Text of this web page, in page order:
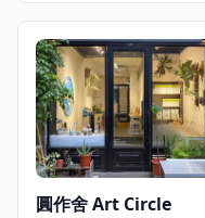
百種香精中選擇，調配屬
於自己的獨特50毫升香水
瓶。位於百利商業中心，
這個受歡迎的景點需要提
前預約，為各個水平的香
水愛好者提供親密、創意
的體驗。無論是想要學習
專屬的個人香氛，香水工
圓作舍 Art Circle